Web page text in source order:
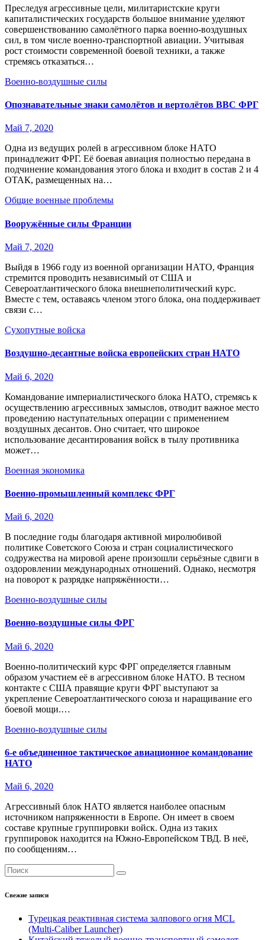
Преследуя агрессивные цели, милитаристские круги
капиталистических государств большое внимание уделяют
совершенствованию самолётного парка военно-воздушных
сил, в том числе военно-транспортной авиации. Учитывая
рост стоимости современной боевой техники, а также
стремясь отказаться…
Военно-воздушные силы
Опознавательные знаки самолётов и вертолётов ВВС ФРГ
Май 7, 2020
Одна из ведущих ролей в агрессивном блоке НАТО
принадлежит ФРГ. Её боевая авиация полностью передана в
подчинение командования этого блока и входит в состав 2 и 4
ОТАК, размещенных на…
Общие военные проблемы
Вооружённые силы Франции
Май 7, 2020
Выйдя в 1966 году из военной организации НАТО, Франция
стремится проводить независимый от США и
Североатлантического блока внешнеполитический курс.
Вместе с тем, оставаясь членом этого блока, она поддерживает
связи с…
Сухопутные войска
Воздушно-десантные войска европейских стран НАТО
Май 6, 2020
Командование империалистического блока НАТО, стремясь к
осуществлению агрессивных замыслов, отводит важное место
проведению наступательных операции с применением
воздушных десантов. Оно считает, что широкое
использование десантирования войск в тылу противника
может…
Военная экономика
Военно-промышленный комплекс ФРГ
Май 6, 2020
В последние годы благодаря активной миролюбивой
политике Советского Союза и стран социалистического
содружества на мировой арене произошли серьёзные сдвиги в
оздоровлении международных отношений. Однако, несмотря
на поворот к разрядке напряжённости…
Военно-воздушные силы
Военно-воздушные силы ФРГ
Май 6, 2020
Военно-политический курс ФРГ определяется главным
образом участием её в агрессивном блоке НАТО. В тесном
контакте с США правящие круги ФРГ выступают за
укрепление Североатлантического союза и наращивание его
боевой мощи.…
Военно-воздушные силы
6-е объединенное тактическое авиационное командование
НАТО
Май 6, 2020
Агрессивный блок НАТО является наиболее опасным
источником напряженности в Европе. Он имеет в своем
составе крупные группировки войск. Одна из таких
группировок находится на Южно-Европейском ТВД. В неё,
по сообщениям…
Свежие записи
Турецкая реактивная система залпового огня MCL
(Multi-Caliber Launcher)